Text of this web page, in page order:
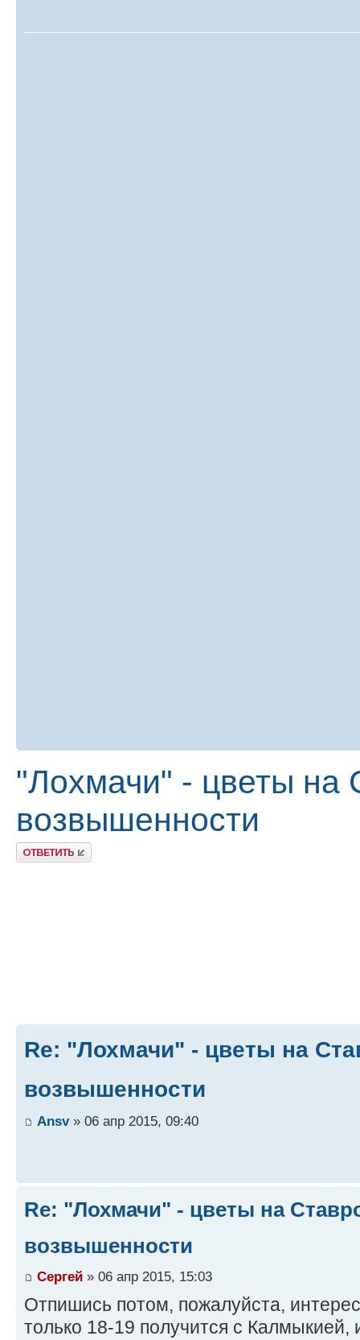
"Лохмачи" - цветы на
возвышенности
Ответить
Re: "Лохмачи" - цветы на
возвышенности
Ansv» 06 апр 2015, 09:40
Re: "Лохмачи" - цветы на
возвышенности
Сергей » 06 апр 2015, 15:03
Отпишись потом, пожалуйста,
только 18-19 получится с